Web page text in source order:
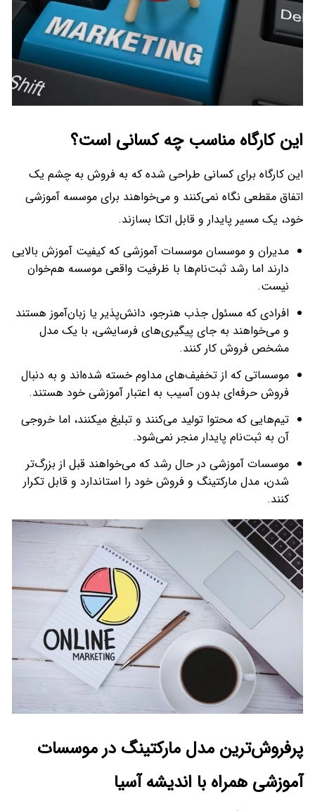
این کارگاه مناسب چه کسانی است؟
این کارگاه برای کسانی طراحی شده که به فروش به چشم یک
اتفاق مقطعی نگاه نمی‌کنند و می‌خواهند برای موسسه آموزشی
خود، یک مسیر پایدار و قابل اتکا بسازند.
مدیران و موسسان موسسات آموزشی که کیفیت آموزش بالایی
دارند اما رشد ثبت‌نام‌ها با ظرفیت واقعی موسسه هم‌خوان
نیست.
افرادی که مسئول جذب هنرجو، دانش‌پذیر یا زبان‌آموز هستند
و می‌خواهند به جای پیگیری‌های فرسایشی، با یک مدل
مشخص فروش کار کنند.
موسساتی که از تخفیف‌های مداوم خسته شده‌اند و به دنبال
فروش حرفه‌ای بدون آسیب به اعتبار آموزشی خود هستند.
تیم‌هایی که محتوا تولید می‌کنند و تبلیغ میکنند، اما خروجی
آن به ثبت‌نام پایدار منجر نمی‌شود.
موسسات آموزشی در حال رشد که می‌خواهند قبل از بزرگ‌تر
شدن، مدل مارکتینگ و فروش خود را استاندارد و قابل تکرار
کنند.
پرفروش‌ترین مدل مارکتینگ در موسسات
آموزشی همراه با اندیشه آسیا